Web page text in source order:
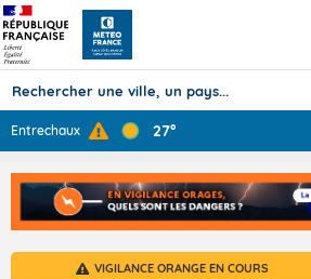
Prévisions
TOUS LES RÉSULTATS
Entrechaux 27°
VIGILANCE ORANGE EN COURS